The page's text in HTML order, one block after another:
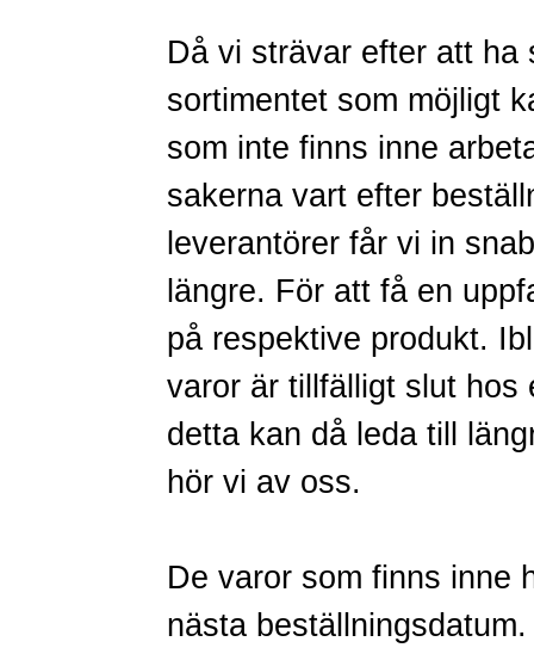
Då vi strävar efter att ha
sortimentet som möjligt
som inte finns inne
sakerna vart efter
leverantörer får vi in
längre. För att få en
på respektive produkt.
varor är tillfälligt slut hos
detta kan då leda till
hör vi av oss.
De varor som finns inne
nästa